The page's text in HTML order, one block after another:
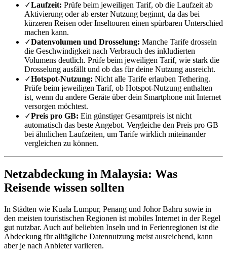
✓Laufzeit: Prüfe beim jeweiligen Tarif, ob die Laufzeit ab
Aktivierung oder ab erster Nutzung beginnt, da das bei
kürzeren Reisen oder Inseltouren einen spürbaren Unterschied
machen kann.
✓Datenvolumen und Drosselung: Manche Tarife drosseln
die Geschwindigkeit nach Verbrauch des inkludierten
Volumens deutlich. Prüfe beim jeweiligen Tarif, wie stark die
Drosselung ausfällt und ob das für deine Nutzung ausreicht.
✓Hotspot-Nutzung: Nicht alle Tarife erlauben Tethering.
Prüfe beim jeweiligen Tarif, ob Hotspot-Nutzung enthalten
ist, wenn du andere Geräte über dein Smartphone mit Internet
versorgen möchtest.
✓Preis pro GB: Ein günstiger Gesamtpreis ist nicht
automatisch das beste Angebot. Vergleiche den Preis pro GB
bei ähnlichen Laufzeiten, um Tarife wirklich miteinander
vergleichen zu können.
Netzabdeckung in Malaysia: Was
Reisende wissen sollten
In Städten wie Kuala Lumpur, Penang und Johor Bahru sowie in
den meisten touristischen Regionen ist mobiles Internet in der Regel
gut nutzbar. Auch auf beliebten Inseln und in Ferienregionen ist die
Abdeckung für alltägliche Datennutzung meist ausreichend, kann
aber je nach Anbieter variieren.